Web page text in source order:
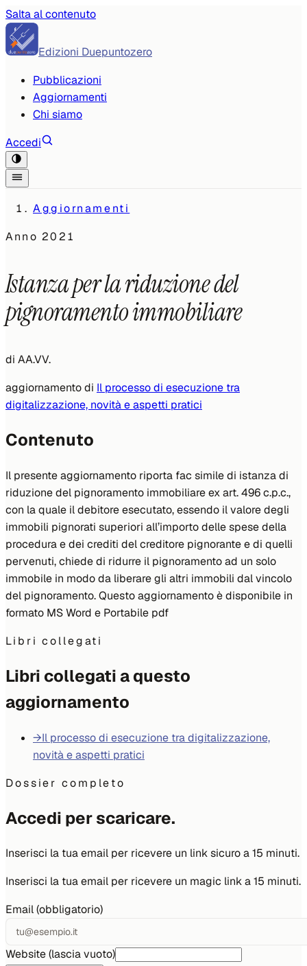
Salta al contenuto
Edizioni Duepuntozero
Pubblicazioni
Aggiornamenti
Chi siamo
Accedi
Aggiornamenti
Anno2021
Istanza per la riduzione del
pignoramento immobiliare
di AA.VV.
aggiornamento di Il processo di esecuzione tra
digitalizzazione, novità e aspetti pratici
Contenuto
Il presente aggiornamento riporta fac simile di istanza di
riduzione del pignoramento immobiliare ex art. 496 c.p.c.,
con la quale il debitore esecutato, essendo il valore degli
immobili pignorati superiori all’importo delle spese della
procedura e dei crediti del creditore pignorante e di quelli
pervenuti, chiede di ridurre il pignoramento ad un solo
immobile in modo da liberare gli altri immobili dal vincolo
del pignoramento. Questo aggiornamento è disponibile in
formato MS Word e Portabile pdf
Libri collegati
Libri collegati a questo
aggiornamento
→Il processo di esecuzione tra digitalizzazione,
novità e aspetti pratici
Dossier completo
Accedi per scaricare.
Inserisci la tua email per ricevere un link sicuro a 15 minuti.
Inserisci la tua email per ricevere un magic link a 15 minuti.
Email (obbligatorio)
Website (lascia vuoto)